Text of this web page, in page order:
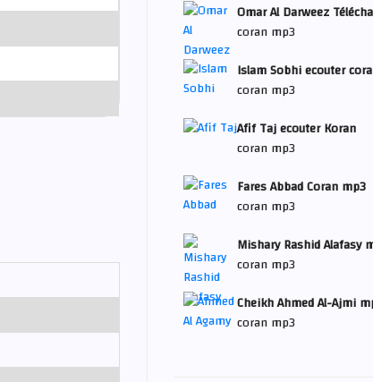
Omar Al Darweez
coran mp3
Islam Sobhi ecouter
coran mp3
Afif Taj ecouter Koran
coran mp3
Fares Abbad Coran mp3
coran mp3
Mishary Rashid Alafasy
coran mp3
Cheikh Ahmed Al-Ajmi
coran mp3